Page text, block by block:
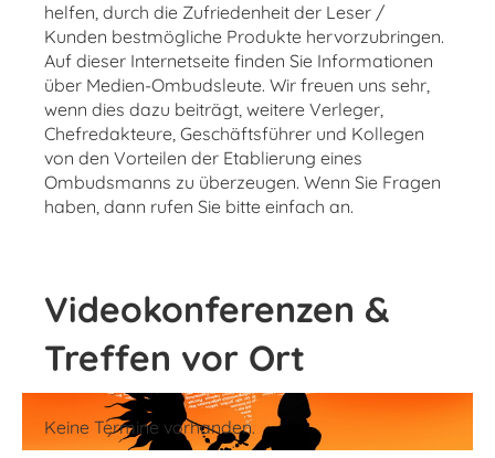
helfen, durch die Zufriedenheit der Leser /
Kunden bestmögliche Produkte hervorzubringen.
Auf dieser Internetseite finden Sie Informationen
über Medien-Ombudsleute. Wir freuen uns sehr,
wenn dies dazu beiträgt, weitere Verleger,
Chefredakteure, Geschäftsführer und Kollegen
von den Vorteilen der Etablierung eines
Ombudsmanns zu überzeugen. Wenn Sie Fragen
haben, dann rufen Sie bitte einfach an.
Videokonferenzen &
Treffen vor Ort
Keine Termine vorhanden.